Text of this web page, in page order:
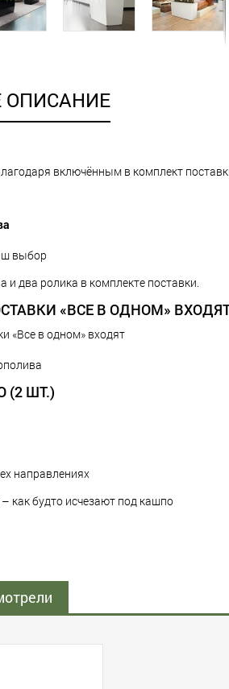
ОПИСАНИЕ
включённым в комплект
выбор
и два ролика в комплекте поставки.
«ВСЕ В ОДНОМ»
(2 ШТ.)
направлениях
как будто исчезают под кашпо